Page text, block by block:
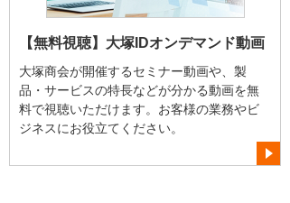
【無料視聴】大塚IDオンデマンド動画
大塚商会が開催するセミナー動画や、製
品・サービスの特長などが分かる動画を無
料で視聴いただけます。お客様の業務やビ
ジネスにお役立てください。